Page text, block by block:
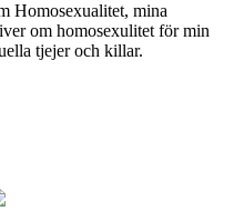
Homosexualitet, mina
om homosexulitet för min
tjejer och killar.